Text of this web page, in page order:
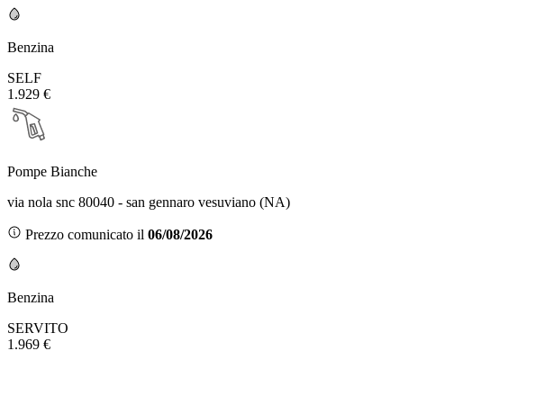
Benzina
SELF
1.929 €
Pompe Bianche
via nola snc 80040 - san gennaro vesuviano (NA)
Prezzo comunicato il 06/08/2026
Benzina
SERVITO
1.969 €